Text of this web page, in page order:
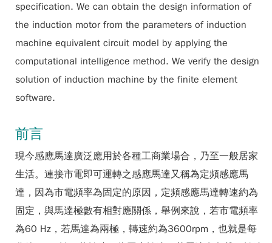
specification. We can obtain the design information of
the induction motor from the parameters of induction
machine equivalent circuit model by applying the
computational intelligence method. We verify the design
solution of induction machine by the finite element
software.
前言
現今感應馬達廣泛應用於各種工商業場合，乃至一般居家
生活。連接市電即可運轉之感應馬達又稱為定頻感應馬
達，因為市電頻率為固定的原因，定頻感應馬達轉速約為
固定，與馬達極數有相對應關係，舉例來說，若市電頻率
為60 Hz，若馬達為兩極，轉速約為3600rpm，也就是每